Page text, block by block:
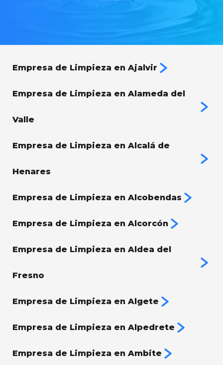
Empresa de Limpieza en Ajalvir
Empresa de Limpieza en Alameda del
Valle
Empresa de Limpieza en Alcalá de
Henares
Empresa de Limpieza en Alcobendas
Empresa de Limpieza en Alcorcón
Empresa de Limpieza en Aldea del
Fresno
Empresa de Limpieza en Algete
Empresa de Limpieza en Alpedrete
Empresa de Limpieza en Ambite